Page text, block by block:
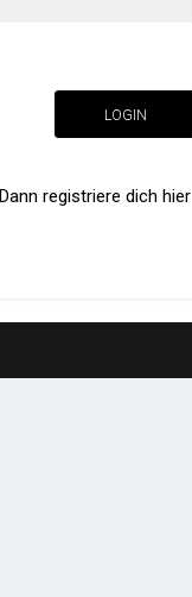
LOGIN
registriere dich hier